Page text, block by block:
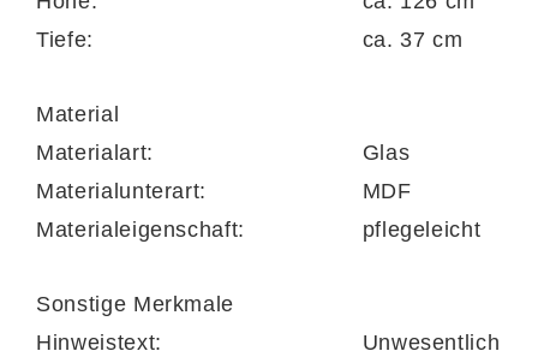
Die in Deutschland produzierte
Garderobenserie trägt das Goldene M – ein
Bürge für Qualität.
Tiefe:
ca. 37 cm
Material
Materialart:
Glas
Materialunterart:
MDF
Materialeigenschaft:
pflegeleicht
Sonstige Merkmale
Hinweistext:
Unwesentlich